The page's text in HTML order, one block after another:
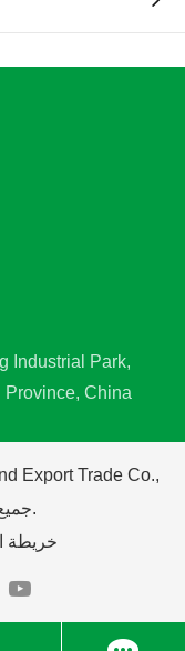
Industrial Park,
China
Export Trade Co.,
جميع الحقوق محفوظة.
خريطة